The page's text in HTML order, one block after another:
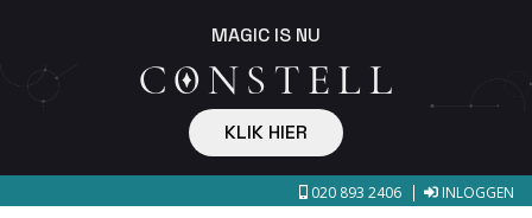
MAGIC IS NU
KLIK HIER
020 893 2406 INLOGGEN